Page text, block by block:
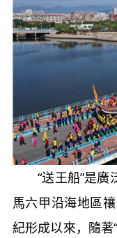
“送王船”是廣
馬六甲沿海地區
紀形成以來，隨著